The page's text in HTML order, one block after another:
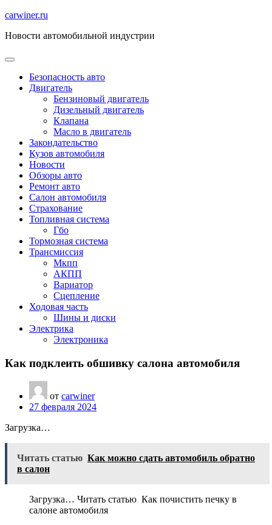
Перейти
содержимому
carwiner.ru
Новости автомобильной индустрии
Безопасность авто
Двигатель
Бензиновый двигатель
Дизельный двигатель
Клапана
Масло в двигатель
Закондательство
Кузов автомобиля
Новости
Обзоры авто
Ремонт авто
Салон автомобиля
Страхование
Топливная система
Гбо
Тормозная система
Трансмиссия
Мкпп
АКПП
Вариатор
Сцепление
Ходовая часть
Шины и диски
Электрика
Электроника
Как подклеить обшивку салона автомобиля
от carwiner
27 февраля 2024
Загрузка…
Читать статью Как можно сдать автомобиль обратно
в салон
Загрузка… Читать статью Как почистить печку в
салоне автомобиля